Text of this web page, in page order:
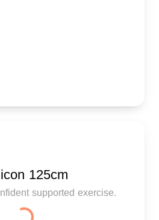
125cm
supported exercise.